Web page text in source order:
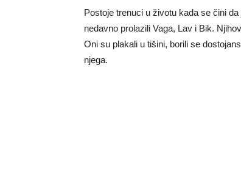
Postoje trenuci u životu kada se čini
nedavno prolazili Vaga, Lav i Bik.
Oni su plakali u tišini, borili se
njega.